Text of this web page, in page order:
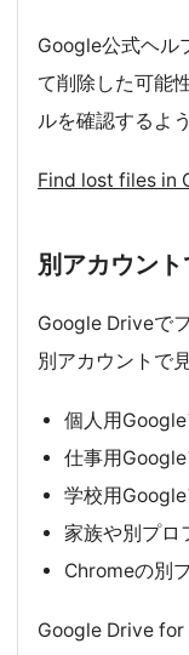
Google公式ヘル
て削除した可能
ルを確認するよ
Find lost files in
別アカウン
Google Driveで
別アカウントで
個人用Google
仕事用Google
学校用Google
家族や別プロ
Chromeの別
Google Drive